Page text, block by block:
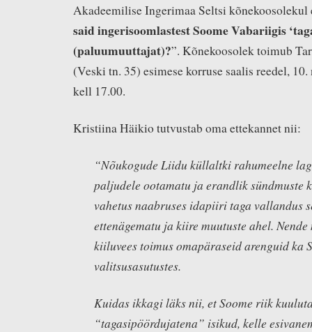
Akadeemilise Ingerimaa Seltsi kõnekoosolekul
said ingerisoomlastest Soome Vabariigis
(paluumuuttajat)?”. Kõnekoosolek toimub
(Veski tn. 35) esimese korruse saalis reedel,
kell 17.00.
Kristiina Häikio tutvustab oma ettekannet nii:
“Nõukogude Liidu küllaltki rahumeelne
paljudele ootamatu ja erandlik sündmuste
vahetus naabruses idapiiri taga vallandus
ettenägematu ja kiire muutuste ahel. Nende
kiiluvees toimus omapäraseid arenguid ka
valitsusasutustes.
Kuidas ikkagi läks nii, et Soome riik
“tagasipöördujatena” isikud, kelle